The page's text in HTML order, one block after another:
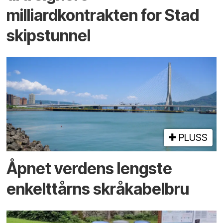
milliardkontrakten for Stad
skipstunnel
PLUSS
Åpnet verdens lengste
enkelt­tårns skrå­kabel­bru